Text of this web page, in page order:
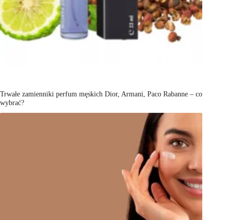
Trwałe zamienniki perfum męskich Dior, Armani, Paco Rabanne – co
wybrać?